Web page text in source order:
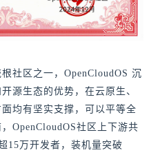
社区之一，OpenCloudOS 沉
源生态的优势，在云原生、
均有坚实支撑，可以平等全
OpenCloudOS社区上下游共
15万开发者，装机量突破